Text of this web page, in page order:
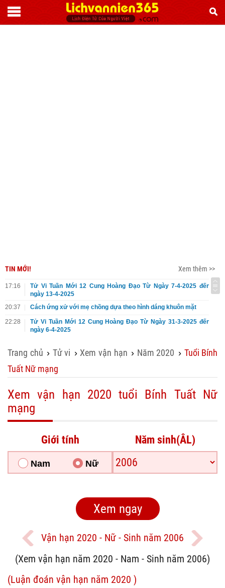
TIN MỚI! Xem thêm >>
17:16
Tử Vi Tuần Mới 12 Cung Hoàng Đạo Từ Ngày 7-4-2025 đến
ngày 13-4-2025
20:37
Cách ứng xử với mẹ chồng dựa theo hình dáng khuôn mặt
22:28
Tử Vi Tuần Mới 12 Cung Hoàng Đạo Từ Ngày 31-3-2025 đến
ngày 6-4-2025
Trang chủ › Tử vi ›Xem vận hạn › Năm 2020 › Tuổi Bính
Tuất Nữ mạng
Xem vận hạn 2020 tuổi Bính Tuất Nữ
mạng
Giới tính
Nam Nữ
Năm sinh(ÂL)
Vận hạn 2020 - Nữ - Sinh năm 2006
(Xem vận hạn năm 2020 - Nam - Sinh năm 2006)
(Luận đoán vận hạn năm 2020 )